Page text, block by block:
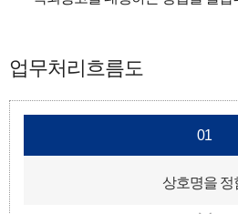
업무처리흐름도
01
상호명을 정